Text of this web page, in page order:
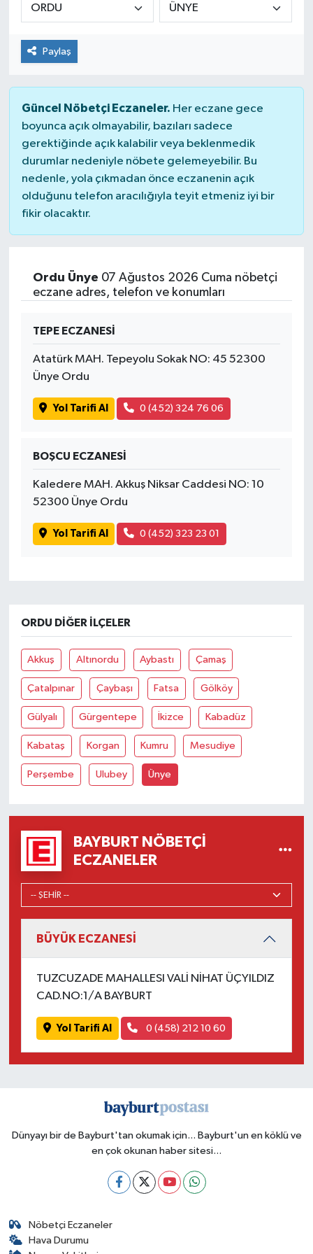
Paylaş
Güncel Nöbetçi Eczaneler. Her eczane gece
boyunca açık olmayabilir, bazıları sadece
gerektiğinde açık kalabilir veya beklenmedik
durumlar nedeniyle nöbete gelemeyebilir. Bu
nedenle, yola çıkmadan önce eczanenin açık
olduğunu telefon aracılığıyla teyit etmeniz iyi bir
fikir olacaktır.
Ordu Ünye 07 Ağustos 2026 Cuma nöbetçi
eczane adres, telefon ve konumları
TEPE ECZANESİ
Atatürk MAH. Tepeyolu Sokak NO: 45 52300
Ünye Ordu
Yol Tarifi Al 0 (452) 324 76 06
BOŞCU ECZANESİ
Kaledere MAH. Akkuş Niksar Caddesi NO: 10
52300 Ünye Ordu
Yol Tarifi Al 0 (452) 323 23 01
ORDU DIĞER İLÇELER
Akkuş Altınordu Aybastı Çamaş
Çatalpınar Çaybaşı Fatsa Gölköy
Gülyalı Gürgentepe İkizce Kabadüz
Kabataş Korgan Kumru Mesudiye
Perşembe Ulubey Ünye
BAYBURT NÖBETÇI
ECZANELER
BÜYÜK ECZANESİ
TUZCUZADE MAHALLESI VALİ NİHAT ÜÇYILDIZ
CAD.NO:1/A BAYBURT
Yol Tarifi Al 0 (458) 212 10 60
Dünyayı bir de Bayburt'tan okumak için... Bayburt'un en köklü ve
en çok okunan haber sitesi...
Nöbetçi Eczaneler
Hava Durumu